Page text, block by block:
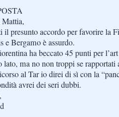
il presunto accordo per favorire la
e Bergamo è assurdo.
ha beccato 45 punti per
lato, ma no non troppi se
al Tar io direi di sì con la
avrei dei seri dubbi.